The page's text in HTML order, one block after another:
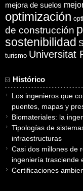
mejora de suelos
optimización
de construcción
sostenibilidad
turismo Universitat
Histórico
Los ingenieros que
puentes, mapas y
Biomateriales: la
Tipologías de
infraestructuras
Casi dos millones de
ingeniería trasciende
Certificaciones